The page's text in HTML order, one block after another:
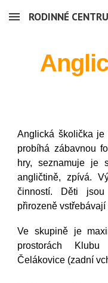
Skip to main content
RODINNÉ
Anglická školička
probíhá zábavnou
hry, seznamuje je
angličtině, zpívá.V
činností. Děti
přirozeně
Ve skupině je
prostorách Klubu
Čelákovice (zadní